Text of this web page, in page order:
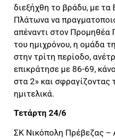
διεξήχθη το βράδυ, με τα
Πλάτωνα να
απέναντι στον
του ημιχρόνου, η ομάδα
στην τρίτη περίοδο,
επικράτησε με 86-69,
στα 2» και σφραγίζοντας
ημιτελικά.
Τετάρτη 24/6
ΣΚ Νικόπολη Πρέβεζας –